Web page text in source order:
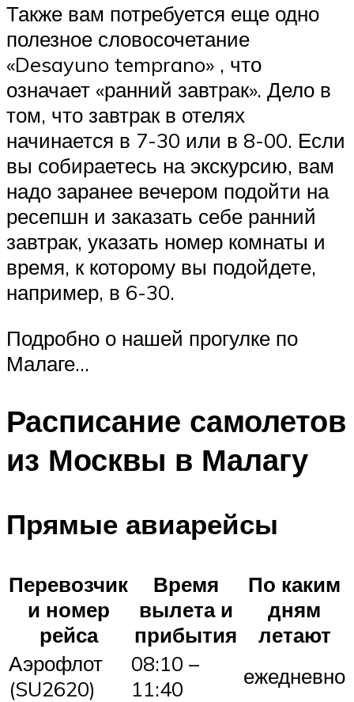
Также вам потребуется еще одно
полезное словосочетание
«Desayuno temprano» , что
означает «ранний завтрак». Дело в
том, что завтрак в отелях
начинается в 7-30 или в 8-00. Если
вы собираетесь на экскурсию, вам
надо заранее вечером подойти на
ресепшн и заказать себе ранний
завтрак, указать номер комнаты и
время, к которому вы подойдете,
например, в 6-30.
Подробно о нашей прогулке по
Малаге…
Расписание самолетов
из Москвы в Малагу
Прямые авиарейсы
Перевозчик
и номер
рейса
Время
вылета и
прибытия
По каким
дням
летают
Аэрофлот
(SU2620)
08:10 –
11:40
ежедневно